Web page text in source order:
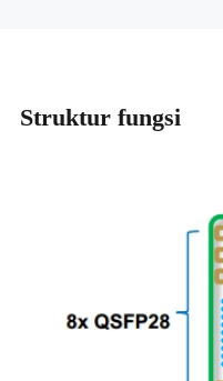
Struktur fungsi